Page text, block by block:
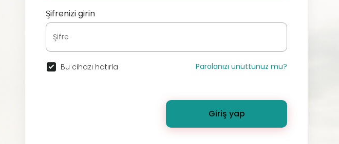
Şifrenizi girin
Bu cihazı hatırla Parolanızı unuttunuz mu?
Giriş yap